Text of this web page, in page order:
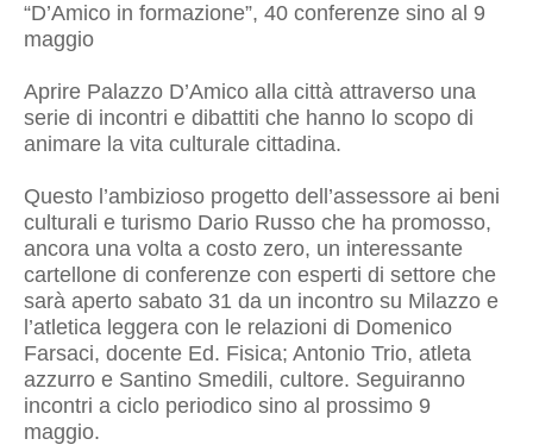
“D’Amico in formazione”, 40 conferenze sino al 9
maggio
Aprire Palazzo D’Amico alla città attraverso una
serie di incontri e dibattiti che hanno lo scopo di
animare la vita culturale cittadina.
Questo l’ambizioso progetto dell’assessore ai beni
culturali e turismo Dario Russo che ha promosso,
ancora una volta a costo zero, un interessante
cartellone di conferenze con esperti di settore che
sarà aperto sabato 31 da un incontro su Milazzo e
l’atletica leggera con le relazioni di Domenico
Farsaci, docente Ed. Fisica; Antonio Trio, atleta
azzurro e Santino Smedili, cultore. Seguiranno
incontri a ciclo periodico sino al prossimo 9
maggio.